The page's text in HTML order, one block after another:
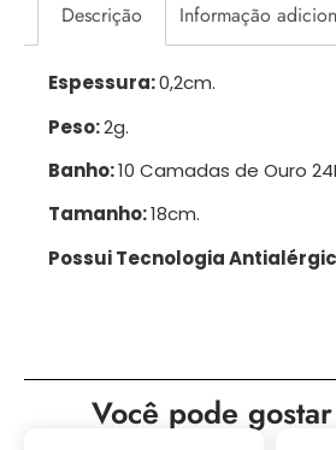
Descrição Informação
Espessura:0,2cm.
Peso:2g.
Banho:10 Camadas de Ouro
Tamanho:18cm.
Possui Tecnologia
Você pode